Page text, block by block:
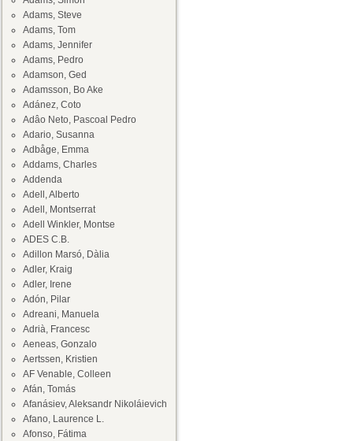
Adams, Steve
Adams, Tom
Adams, Jennifer
Adams, Pedro
Adamson, Ged
Adamsson, Bo Ake
Adánez, Coto
Adâo Neto, Pascoal Pedro
Adario, Susanna
Adbåge, Emma
Addams, Charles
Addenda
Adell, Alberto
Adell, Montserrat
Adell Winkler, Montse
ADES C.B.
Adillon Marsó, Dàlia
Adler, Kraig
Adler, Irene
Adón, Pilar
Adreani, Manuela
Adrià, Francesc
Aeneas, Gonzalo
Aertssen, Kristien
AF Venable, Colleen
Afán, Tomás
Afanásiev, Aleksandr Nikoláievich
Afano, Laurence L.
Afonso, Fátima